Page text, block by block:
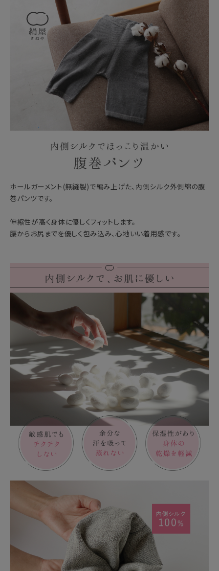
ホールガーメント(無縫製)で編み上げた、内側シルク外側綿の腹
巻パンツです。
伸縮性が高く身体に優しくフィットします。
腰からお尻までを優しく包み込み、心地いい着用感です。